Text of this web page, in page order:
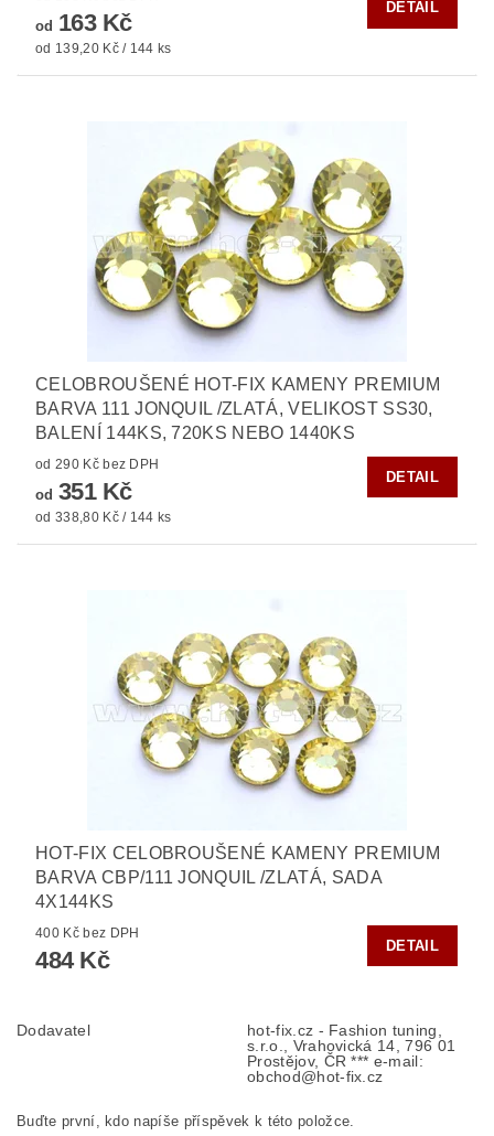
od 163 Kč
od 139,20 Kč / 144 ks
DETAIL
CELOBROUŠENÉ HOT-FIX KAMENY PREMIUM
BARVA 111 JONQUIL /ZLATÁ, VELIKOST SS30,
BALENÍ 144KS, 720KS NEBO 1440KS
od 290 Kč bez DPH
od 351 Kč
od 338,80 Kč / 144 ks
DETAIL
HOT-FIX CELOBROUŠENÉ KAMENY PREMIUM
BARVA CBP/111 JONQUIL /ZLATÁ, SADA
4X144KS
400 Kč bez DPH
484 Kč
DETAIL
Dodavatel
hot-fix.cz - Fashion tuning,
s.r.o., Vrahovická 14, 796 01
Prostějov, ČR *** e-mail:
obchod@hot-fix.cz
Buďte první, kdo napíše příspěvek k této položce.